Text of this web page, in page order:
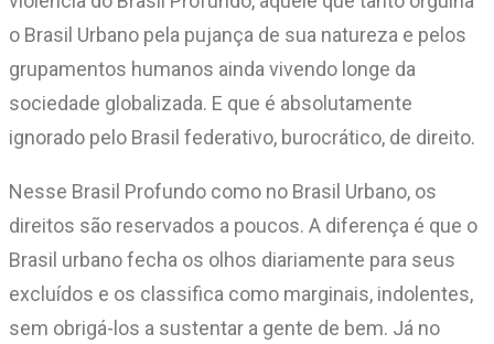
o Brasil Urbano pela pujança de sua natureza e pelos
grupamentos humanos ainda vivendo longe da
sociedade globalizada. E que é absolutamente
ignorado pelo Brasil federativo, burocrático, de direito.
Nesse Brasil Profundo como no Brasil Urbano, os
direitos são reservados a poucos. A diferença é que o
Brasil urbano fecha os olhos diariamente para seus
excluídos e os classifica como marginais, indolentes,
sem obrigá-los a sustentar a gente de bem. Já no